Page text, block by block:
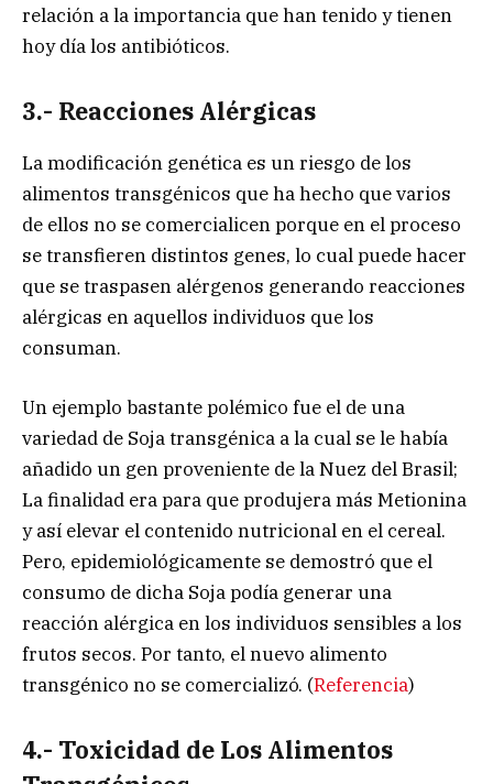
relación a la importancia que han tenido y tienen
hoy día los antibióticos.
3.- Reacciones Alérgicas
La modificación genética es un riesgo de los
alimentos transgénicos que ha hecho que varios
de ellos no se comercialicen porque en el proceso
se transfieren distintos genes, lo cual puede hacer
que se traspasen alérgenos generando reacciones
alérgicas en aquellos individuos que los
consuman.
Un ejemplo bastante polémico fue el de una
variedad de Soja transgénica a la cual se le había
añadido un gen proveniente de la Nuez del Brasil;
La finalidad era para que produjera más Metionina
y así elevar el contenido nutricional en el cereal.
Pero, epidemiológicamente se demostró que el
consumo de dicha Soja podía generar una
reacción alérgica en los individuos sensibles a los
frutos secos. Por tanto, el nuevo alimento
transgénico no se comercializó. (Referencia)
4.- Toxicidad de Los Alimentos